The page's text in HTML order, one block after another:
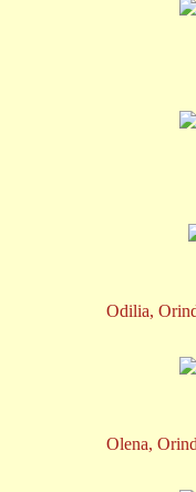
Odilia,
Olena,